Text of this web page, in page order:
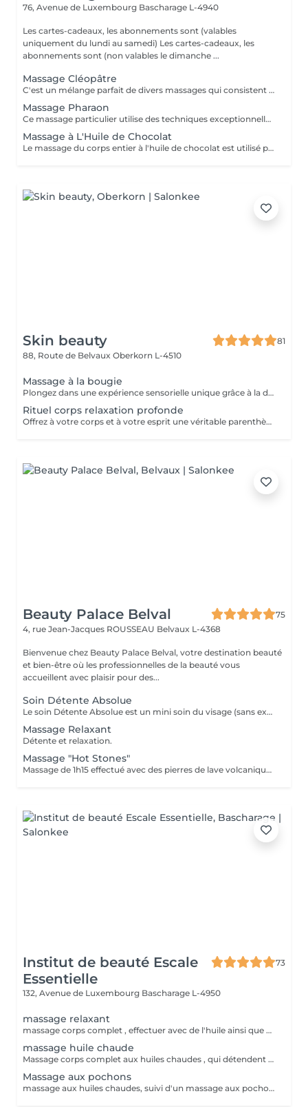
76, Avenue de Luxembourg Bascharage L-4940
Les cartes-cadeaux, les abonnements sont (valables
uniquement du lundi au samedi) Les cartes-cadeaux, les
abonnements sont (non valables le dimanche ...
Massage Cléopâtre
C'est un mélange parfait de divers massages qui consistent en un massage lymphatique, réflexologique, aromatique, shiatsu et à base de plantes ou de pierres chaudes. Un mélange unique d'huiles parfumées biologiques : huile de jojoba, de jasmin, de papyrus, d'eucalyptus, de santal et d'argan. Il est utilisé pour le massage du corps et le nettoyage de l'âme. Rdv Les dimanches / jours fériés vous coûtent plus que les jours ouvrables normaux (+-30%).
Massage Pharaon
Ce massage particulier utilise des techniques exceptionnelles comme (réflexologie des pieds et des mains, acupression, étirement doux et libération des tissus profonds). Il permet dans l'ordre de se débarrasser de l'accumulation douloureuse d'acide lactique qui se développe en raison d'un entraînement sportif intensif ou de longues heures de travail stressantes. En outre, il s'agit d'une méthode de traitement spécialisée pour les problèmes musculaires dus aux spasmes.
Massage à L'Huile de Chocolat
Le massage du corps entier à l'huile de chocolat est utilisé pour détendre vos sens. C'est un massage fantastique pour les maux, les douleurs, le soulagement de l'anxiété, la lutte contre le stress, ce qui le rend excessivement apaisant et calmant. Réservez une seule séance de massage aromathérapeutique chez nous et laissez-vous envoûter et émerveiller par la sensation fantastique que vous ressentirez après la session. Vous voudriez la subir plusieurs fois.
Skin beauty
81
88, Route de Belvaux Oberkorn L-4510
Massage à la bougie
Plongez dans une expérience sensorielle unique grâce à la douce chaleur d'une bougie fondante aux huiles précieuses. La cire tiède se transforme en un élixir nourrissant qui glisse sur votre peau, offrant un massage fluide, relaxant et profondément hydratant. Un véritable voyage des sens pour une détente absolue.
Rituel corps relaxation profonde
Offrez à votre corps et à votre esprit une véritable parenthèse hors du temps. Ce soin allie des manuvres enveloppantes et des pressions douces pour libérer les tensions et rééquilibrer les énergies. Chaque geste est pensé pour vous plonger dans un état de détente absolue. Laissez-vous emporter par cette bulle de sérénité où chaque instant est une invitation au lâcher-prise. Ressortez léger(e), apaisé(e) et profondément revitalisé(e)
Beauty Palace Belval
75
4, rue Jean-Jacques ROUSSEAU Belvaux L-4368
Bienvenue chez Beauty Palace Belval, votre destination beauté
et bien-être où les professionnelles de la beauté vous
accueillent avec plaisir pour des...
Soin Détente Absolue
Le soin Détente Absolue est un mini soin du visage (sans extraction des points noirs) et un massage du corps d'une durée totale de 1h30. On commence par un massage relaxant sur la face arrière, jambes puis dos. Face avant mini soin visage (nettoyant + gommage #FACE PERFECTION) massage du décolleté, du visage et pendant la pose du masque, on effectue un massage relaxant sur les jambes et pieds. Un soin cocooning tout en douceur.
Massage Relaxant
Détente et relaxation.
Massage "Hot Stones"
Massage de 1h15 effectué avec des pierres de lave volcaniques (Basalt) chauffées jusqu'à 60°C, elles vont absorber les énergies négatives et donner des énergies positives. A la fin du soin il y a la phase de 15 min de relaxation avec des pierres semi précieuses (froides) positionnées sur les chakras pour les réaligner et enlever les blocages. Après ce soin on se sent comme vidé de quelque chose, serein et relaxé.
Institut de beauté Escale
Essentielle
73
132, Avenue de Luxembourg Bascharage L-4950
massage relaxant
massage corps complet , effectuer avec de l'huile ainsi que des effleurages et des pressions sur des zones de détente.
massage huile chaude
Massage corps complet aux huiles chaudes , qui détendent les muscles et provoque une sensation de bien-être.
Massage aux pochons
massage aux huiles chaudes, suivi d'un massage aux pochons chaud a la lavande.